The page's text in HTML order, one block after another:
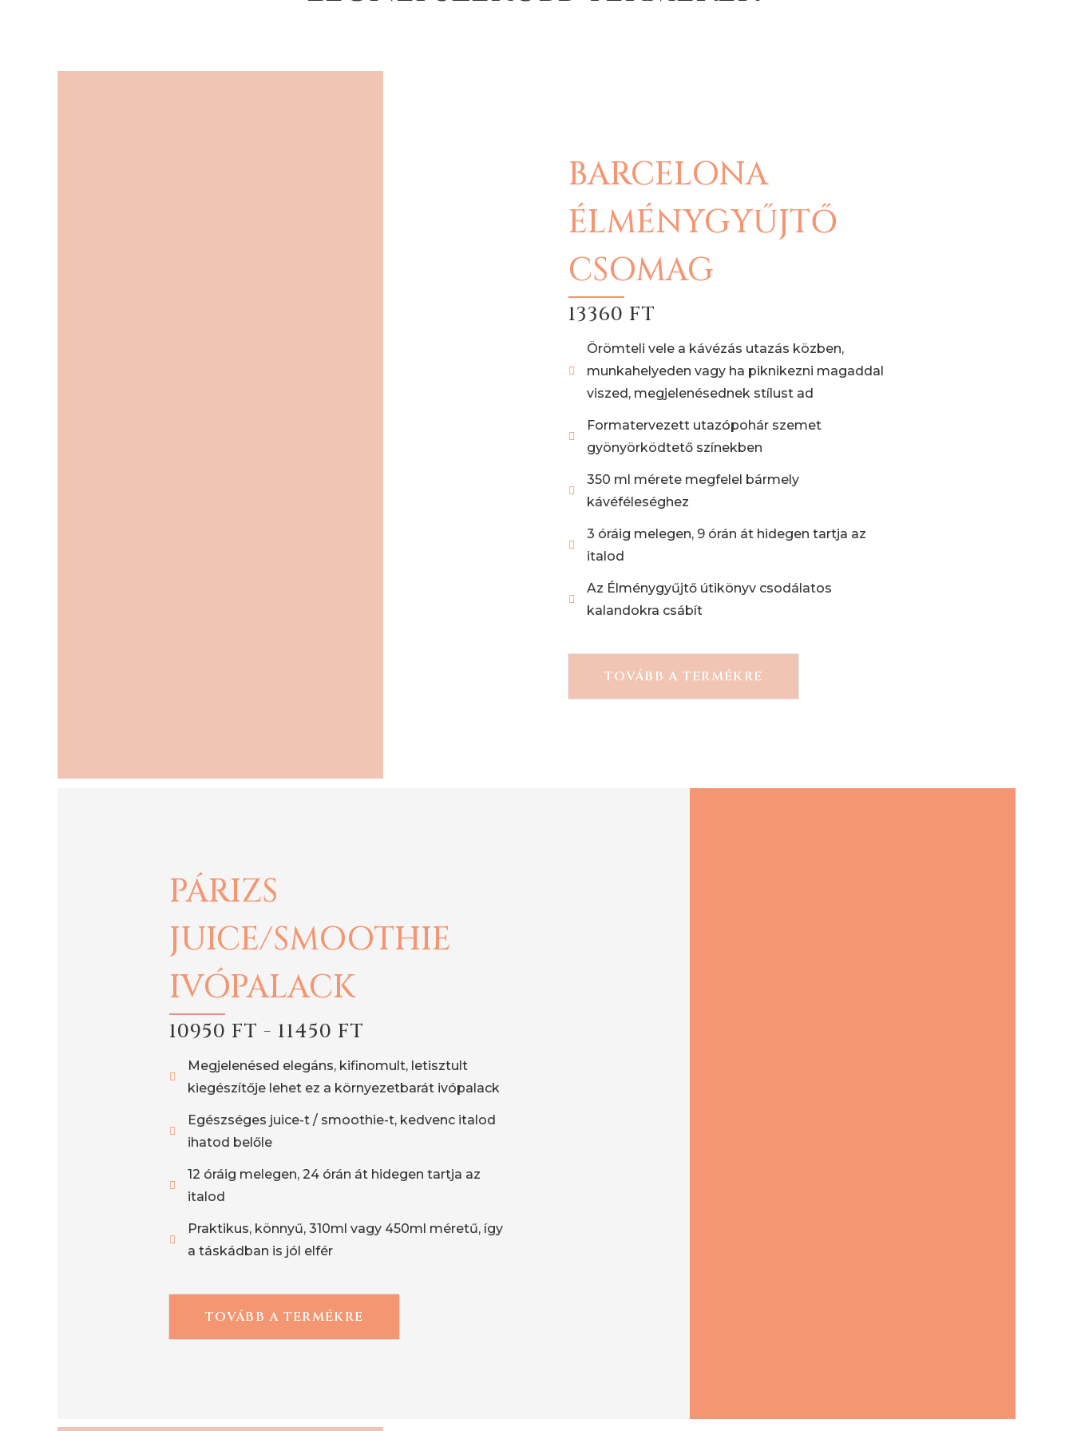
BARCELONA
ÉLMÉNYGYŰJTŐ
CSOMAG
13360 FT
Örömteli vele a kávézás utazás közben,
munkahelyeden vagy ha piknikezni magaddal
viszed, megjelenésednek stílust ad
Formatervezett utazópohár szemet
gyönyörködtető színekben
350 ml mérete megfelel bármely
kávéféleséghez
3 óráig melegen, 9 órán át hidegen tartja az
italod
Az Élménygyűjtő útikönyv csodálatos
kalandokra csábít
TOVÁBB A TERMÉKRE
PÁRIZS
JUICE/SMOOTHIE
IVÓPALACK
10950 FT - 11450 FT
Megjelenésed elegáns, kifinomult, letisztult
kiegészítője lehet ez a környezetbarát ivópalack
Egészséges juice-t / smoothie-t, kedvenc italod
ihatod belőle
12 óráig melegen, 24 órán át hidegen tartja az
italod
Praktikus, könnyű, 310ml vagy 450ml méretű, így
a táskádban is jól elfér
TOVÁBB A TERMÉKRE